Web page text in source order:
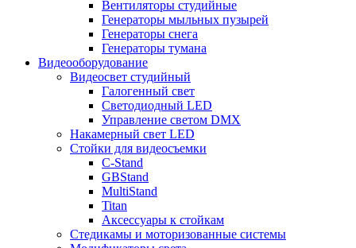
Вентиляторы студийные
Генераторы мыльных пузырей
Генераторы снега
Генераторы тумана
Видеооборудование
Видеосвет студийный
Галогенный свет
Светодиодный LED
Управление светом DMX
Накамерный свет LED
Стойки для видеосъемки
C-Stand
GBStand
MultiStand
Titan
Аксессуары к стойкам
Стедикамы и моторизованные системы